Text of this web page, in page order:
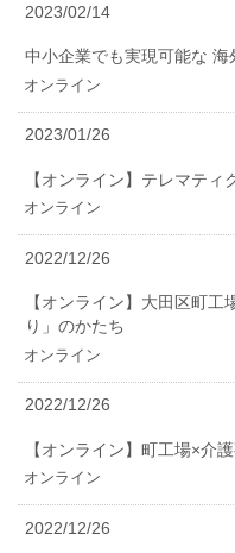
2023/02/14
中小企業でも実現可能な
オンライン
2023/01/26
【オンライン】テレマテ
オンライン
2022/12/26
【オンライン】大田区町工
り」のかたち
オンライン
2022/12/26
【オンライン】町工場×介
オンライン
2022/12/26